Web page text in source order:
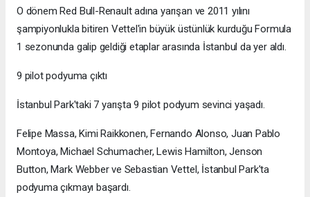
O dönem Red Bull-Renault adına yarışan ve 2011 yılını
şampiyonlukla bitiren Vettel'in büyük üstünlük kurduğu Formula
1 sezonunda galip geldiği etaplar arasında İstanbul da yer aldı.
9 pilot podyuma çıktı
İstanbul Park'taki 7 yarışta 9 pilot podyum sevinci yaşadı.
Felipe Massa, Kimi Raikkonen, Fernando Alonso, Juan Pablo
Montoya, Michael Schumacher, Lewis Hamilton, Jenson
Button, Mark Webber ve Sebastian Vettel, İstanbul Park'ta
podyuma çıkmayı başardı.